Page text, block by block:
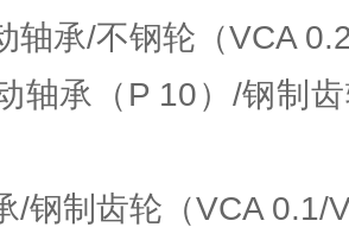
轴承/不钢轮（VCA
轴承（P 10）/钢制
/钢制齿轮（VCA 0.1/